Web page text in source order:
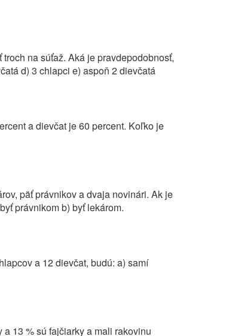
na súťaž. Aká je pravdepodobnosť,
d) 3 chlapci e) aspoň 2 dievčatá
a dievčat je 60 percent. Koľko je
päť právnikov a dvaja novinári. Ak je
právnikom b) byť lekárom.
a 12 dievčat, budú: a) samí
13 % sú fajčiarky a mali rakovinu